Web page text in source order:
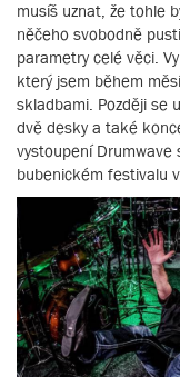
musíš uznat, že tohle
něčeho svobodně
parametry celé věci.
který jsem během
skladbami. Později se
dvě desky a také
vystoupení Drumwave
bubenickém festivalu